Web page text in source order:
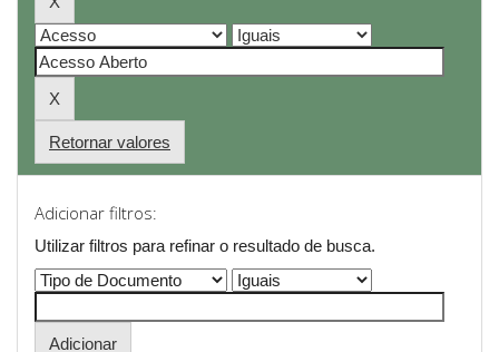
Retornar valores
Adicionar filtros:
Utilizar filtros para refinar o resultado de busca.